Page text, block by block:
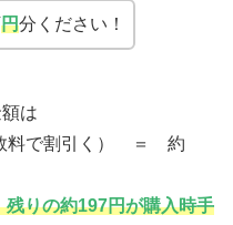
円分ください！
は
料で割引く） ＝ 約
りの約197円が購入時手